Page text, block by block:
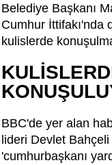
Belediye Başkanı
Cumhur İttifakı'nda
kulislerde
BBC'de yer alan
lideri Devlet
'cumhurbaşkanı